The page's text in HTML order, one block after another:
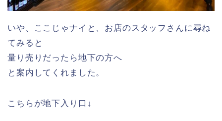
いや、ここじゃナイと、お店のスタッフさんに尋ね
てみると
量り売りだったら地下の方へ
と案内してくれました。
こちらが地下入り口↓